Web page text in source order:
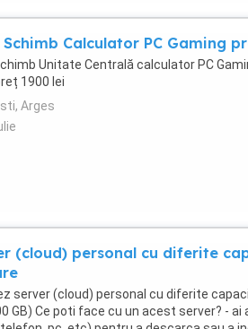
Schimb Calculator PC Gaming
Unitate Centrală calculator PC
1900 lei
Arges
(cloud) personal cu diferite
server (cloud) personal cu diferite
GB) Ce poti face cu un acest server? - ai